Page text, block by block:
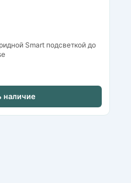
Smart подсветкой до
наличие